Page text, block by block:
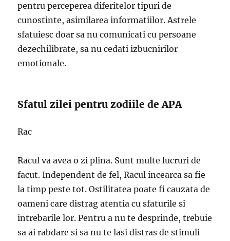
pentru perceperea diferitelor tipuri de
cunostinte, asimilarea informatiilor. Astrele
sfatuiesc doar sa nu comunicati cu persoane
dezechilibrate, sa nu cedati izbucnirilor
emotionale.
Sfatul zilei pentru zodiile de APA
Rac
Racul va avea o zi plina. Sunt multe lucruri de
facut. Independent de fel, Racul incearca sa fie
la timp peste tot. Ostilitatea poate fi cauzata de
oameni care distrag atentia cu sfaturile si
intrebarile lor. Pentru a nu te desprinde, trebuie
sa ai rabdare si sa nu te lasi distras de stimuli